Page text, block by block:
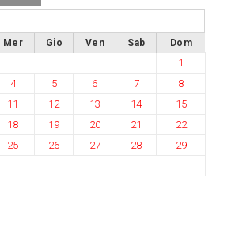
Mer Gio Ven Sab Dom
1
4 5 6 7
8
11 12 13 14
15
18 19 20 21
22
25 26 27 28
29